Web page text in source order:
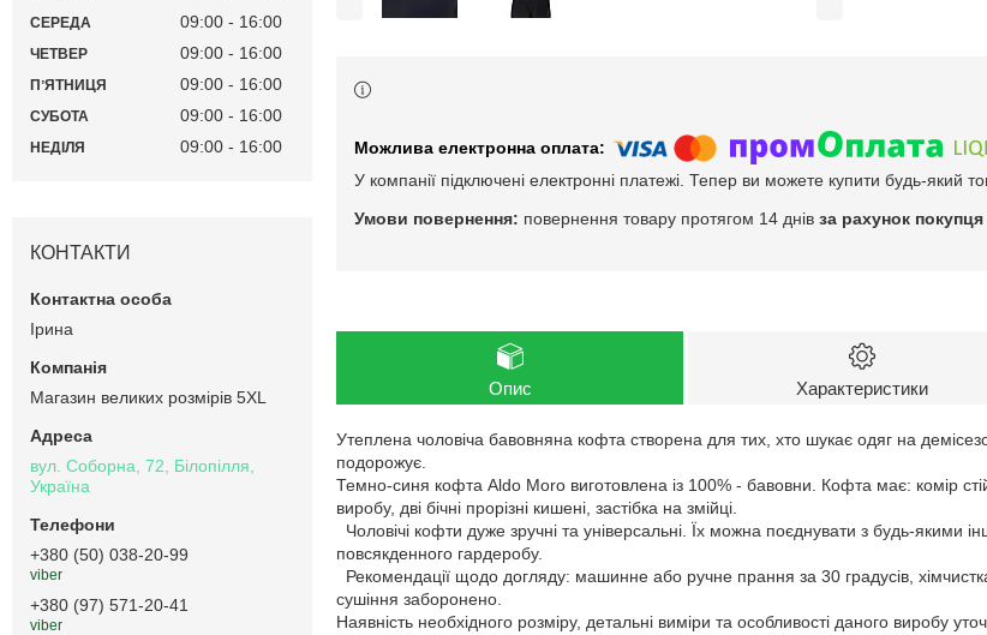
У компанії підключені електронні платежі. Тепер ви можете купити будь-який
повернення товару протягом 14 днів за рахунок покупця
Опис Характеристики
Утеплена чоловіча бавовняна кофта створена для тих, хто шукає одяг на
подорожує.
Темно-синя кофта Aldo Moro виготовлена із 100% - бавовни. Кофта має: комір
виробу, дві бічні прорізні кишені, застібка на змійці.
Чоловічі кофти дуже зручні та універсальні. Їх можна поєднувати з будь-якими
повсякденного гардеробу.
Рекомендації щодо догляду: машинне або ручне прання за 30 градусів,
сушіння заборонено.
Наявність необхідного розміру, детальні виміри та особливості даного виробу
СЕРЕДА 09:00 16:00
ЧЕТВЕР 09:00 16:00
ПʼЯТНИЦЯ 09:00 16:00
СУБОТА 09:00 16:00
НЕДІЛЯ 09:00 16:00
КОНТАКТИ
Ірина
Магазин великих розмірів 5XL
вул. Соборна, 72, Білопілля,
Україна
+380 (50) 038-20-99
viber
+380 (97) 571-20-41
viber